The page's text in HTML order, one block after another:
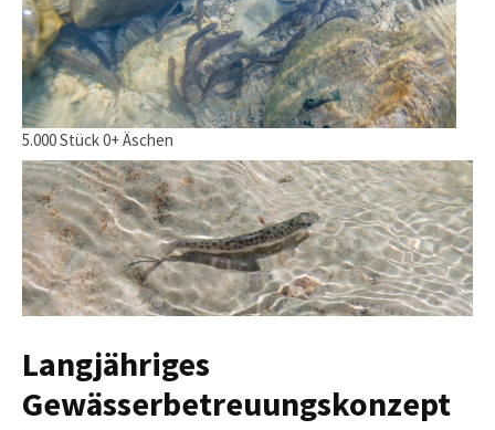
5.000 Stück 0+ Äschen
Langjähriges
Gewässerbetreuungskonzept